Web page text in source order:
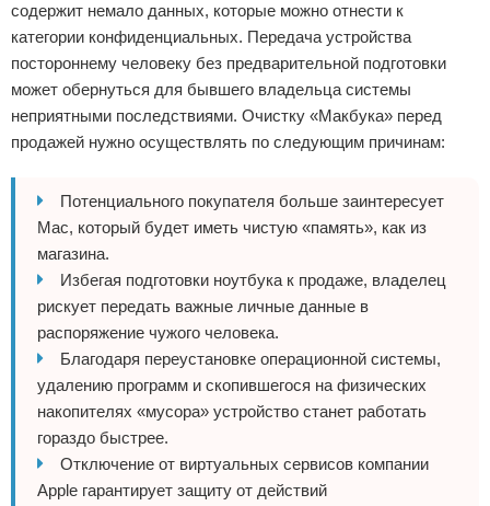
содержит немало данных, которые можно отнести к
категории конфиденциальных. Передача устройства
постороннему человеку без предварительной подготовки
может обернуться для бывшего владельца системы
неприятными последствиями. Очистку «Макбука» перед
продажей нужно осуществлять по следующим причинам:
Потенциального покупателя больше заинтересует
Mac, который будет иметь чистую «память», как из
магазина.
Избегая подготовки ноутбука к продаже, владелец
рискует передать важные личные данные в
распоряжение чужого человека.
Благодаря переустановке операционной системы,
удалению программ и скопившегося на физических
накопителях «мусора» устройство станет работать
гораздо быстрее.
Отключение от виртуальных сервисов компании
Apple гарантирует защиту от действий